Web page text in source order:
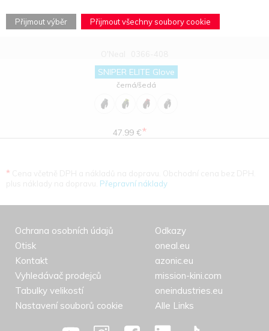
Přijmout výběr Přijmout všechny soubory cookie
SNIPER ELITE Glove
černá/šedá
47.99 €*
*
Přepravní náklady
Ochrana osobních údajů
Otisk
Kontakt
Vyhledávač prodejců
Tabulky velikostí
Nastavení souborů cookie
Odkazy
oneal.eu
azonic.eu
mission-kini.com
oneindustries.eu
Alle Links